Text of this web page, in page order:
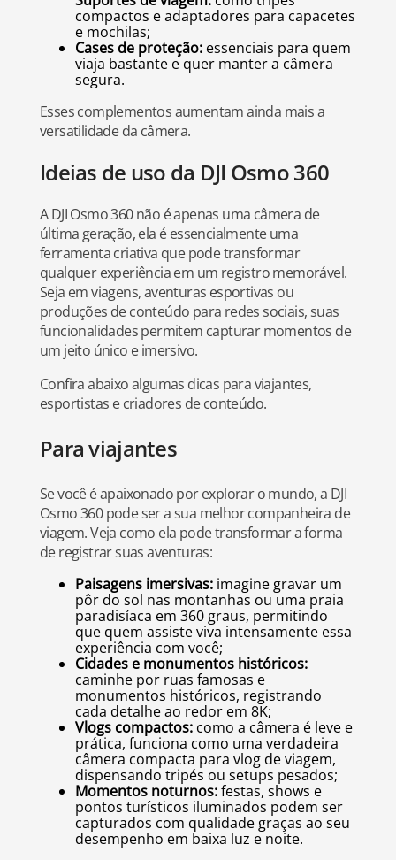
compactos e adaptadores para capacetes
e mochilas;
Cases de proteção: essenciais para quem
viaja bastante e quer manter a câmera
segura.
Esses complementos aumentam ainda mais a
versatilidade da câmera.
Ideias de uso da DJI Osmo 360
A DJI Osmo 360 não é apenas uma câmera de
última geração, ela é essencialmente uma
ferramenta criativa que pode transformar
qualquer experiência em um registro memorável.
Seja em viagens, aventuras esportivas ou
produções de conteúdo para redes sociais, suas
funcionalidades permitem capturar momentos de
um jeito único e imersivo.
Confira abaixo algumas dicas para viajantes,
esportistas e criadores de conteúdo.
Para viajantes
Se você é apaixonado por explorar o mundo, a DJI
Osmo 360 pode ser a sua melhor companheira de
viagem. Veja como ela pode transformar a forma
de registrar suas aventuras:
Paisagens imersivas: imagine gravar um
pôr do sol nas montanhas ou uma praia
paradisíaca em 360 graus, permitindo
que quem assiste viva intensamente essa
experiência com você;
Cidades e monumentos históricos:
caminhe por ruas famosas e
monumentos históricos, registrando
cada detalhe ao redor em 8K;
Vlogs compactos: como a câmera é leve e
prática, funciona como uma verdadeira
câmera compacta para vlog de viagem,
dispensando tripés ou setups pesados;
Momentos noturnos:festas, shows e
pontos turísticos iluminados podem ser
capturados com qualidade graças ao seu
desempenho em baixa luz e noite.